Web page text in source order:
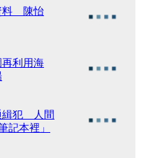
料 陳怡
利用海
緝犯 人間
記本裡」